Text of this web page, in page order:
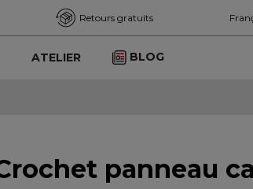
Retours gratuits
ATELIER BLOG
panneau